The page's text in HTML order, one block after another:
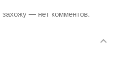
— нет комментов.